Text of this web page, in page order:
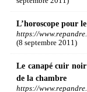
L’horoscope pour
https://
(8 septembre 2011)
Le canapé cuir
de la chambre
https://